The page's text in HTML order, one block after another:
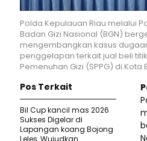
Polda Kepulauan Riau melalui
Badan Gizi Nasional (BGN)
mengembangkan kasus
penggelapan terkait jual beli
Pemenuhan Gizi (SPPG) di Kota
Pos Terkait
Bil Cup kancil mas 2026
Sukses Digelar di
Lapangan koang Bojong
Leles, Wujudkan